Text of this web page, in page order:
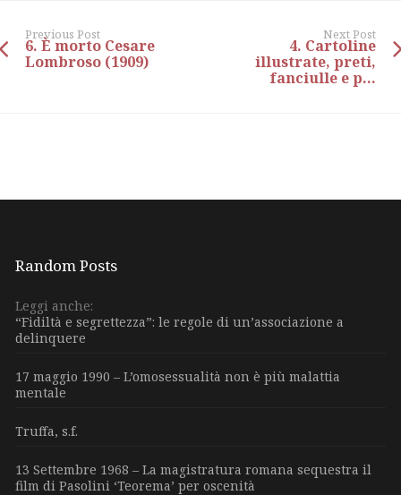
Previous Post
6. È morto Cesare
Lombroso (1909)
Next Post
4. Cartoline
illustrate, preti,
fanciulle e p...
Random Posts
Leggi anche:
“Fidiltà e segrettezza”: le regole di un’associazione a
delinquere
17 maggio 1990 – L’omosessualità non è più malattia
mentale
Truffa, s.f.
13 Settembre 1968 – La magistratura romana sequestra il
film di Pasolini ‘Teorema’ per oscenità